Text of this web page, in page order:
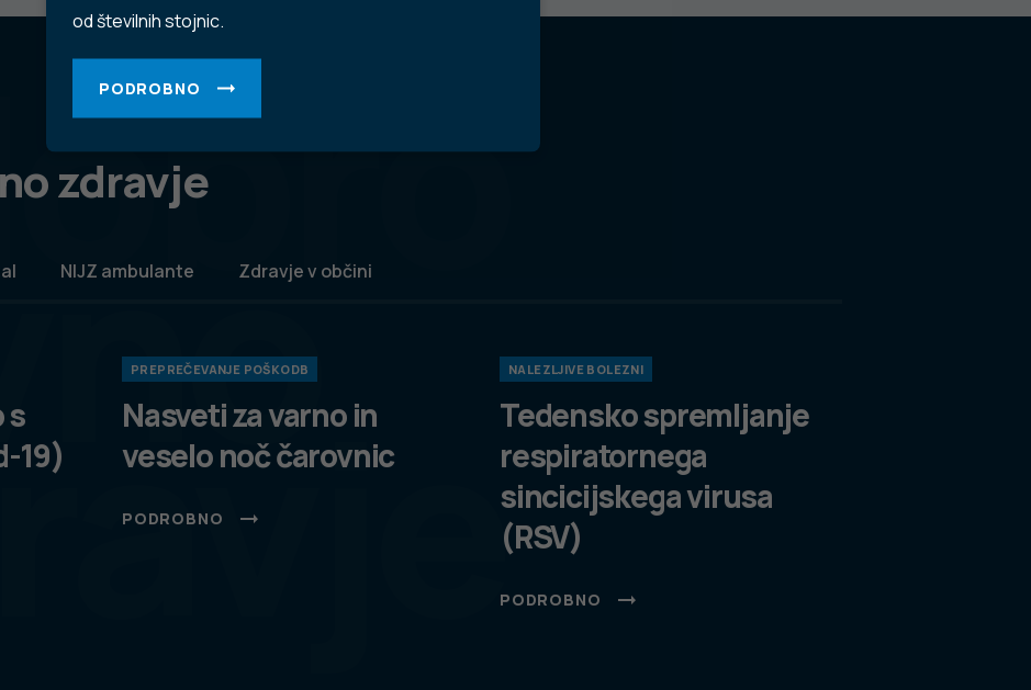
od številnih stojnic.
PODROBNO
zdravje
NIJZ ambulante Zdravje v občini
s
19)
PREPREČEVANJE POŠKODB
Nasveti za varno in
veselo noč čarovnic
PODROBNO
NALEZLJIVE BOLEZNI
Tedensko spremljanje
respiratornega
sincicijskega virusa
(RSV)
PODROBNO